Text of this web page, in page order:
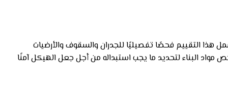
هذا التقييم فحصًا تفصيليًا للجدران والسقوف والأرضيات
مواد البناء لتحديد ما يجب استبداله من أجل جعل الهيكل آمنًا